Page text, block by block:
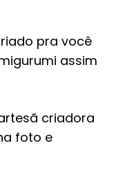
pra você
assim
criadora
foto e